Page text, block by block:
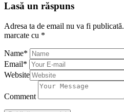
Lasă un răspuns
Adresa ta de email nu va fi publicată.
marcate cu *
Name*
Email*
Website
Comment